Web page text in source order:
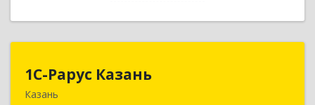
1С-Рарус Казань
Казань
420088, Татарстан Респ, Казань г, Победы пр-